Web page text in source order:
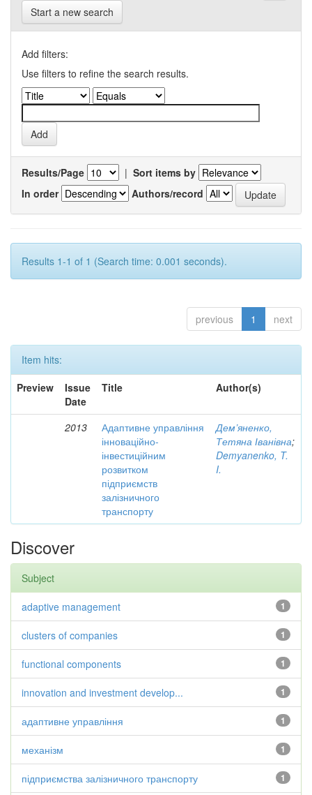
Start a new search
Add filters:
Use filters to refine the search results.
Results/Page | Sort items by
In order
Authors/record
Results 1-1 of 1 (Search time: 0.001 seconds).
previous 1 next
Item hits:
Preview
Issue
Date
Title Author(s)
2013
Адаптивне управління
інноваційно-
інвестиційним
розвитком
підприємств
залізничного
транспорту
Дем’яненко,
Тетяна Іванівна;
Demyanenko, T.
I.
Discover
Subject
1
adaptive management
1
clusters of companies
1
functional components
1
innovation and investment develop...
1
адаптивне управління
1
механізм
1
підприємства залізничного транспорту